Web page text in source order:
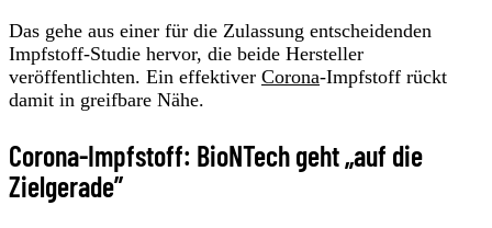
Das gehe aus einer für die Zulassung entscheidenden
Impfstoff-Studie hervor, die beide Hersteller
veröffentlichten. Ein effektiver Corona-Impfstoff rückt
damit in greifbare Nähe.
Corona-Impfstoff: BioNTech geht „auf die
Zielgerade”